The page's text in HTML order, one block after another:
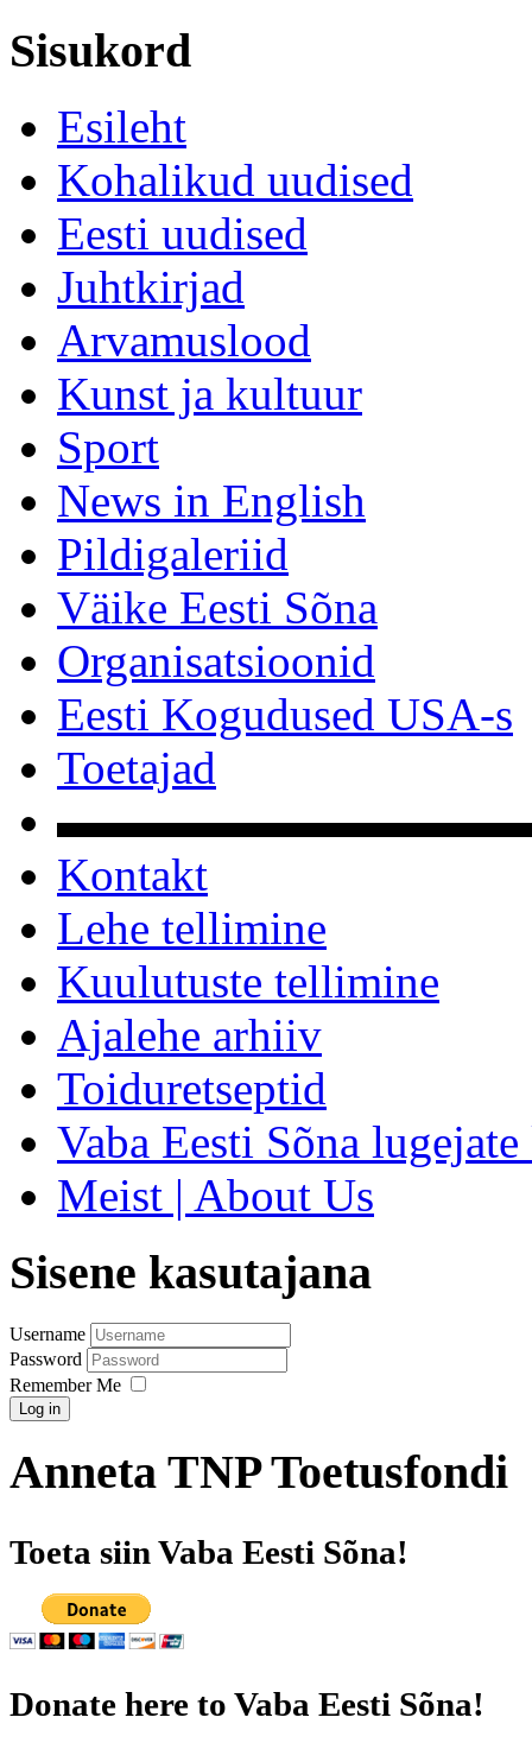
Sisukord
Esileht
Kohalikud uudised
Eesti uudised
Juhtkirjad
Arvamuslood
Kunst ja kultuur
Sport
News in English
Pildigaleriid
Väike Eesti Sõna
Organisatsioonid
Eesti Kogudused USA-s
Toetajad
Kontakt
Lehe tellimine
Kuulutuste tellimine
Ajalehe arhiiv
Toiduretseptid
Vaba Eesti Sõna
Meist | About Us
Sisene kasutajana
Username
Password
Remember Me
Log in
Anneta TNP Toetusfondi
Toeta siin Vaba Eesti Sõna!
Donate here to Vaba Eesti Sõna!